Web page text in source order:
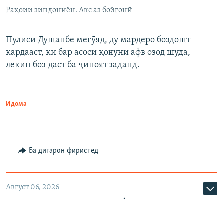
Раҳоии зиндониён. Акс аз бойгонӣ
Пулиси Душанбе мегӯяд, ду мардеро боздошт
кардааст, ки бар асоси қонуни афв озод шуда,
лекин боз даст ба ҷиноят заданд.
Идома
Ба дигарон фиристед
Август 06, 2026